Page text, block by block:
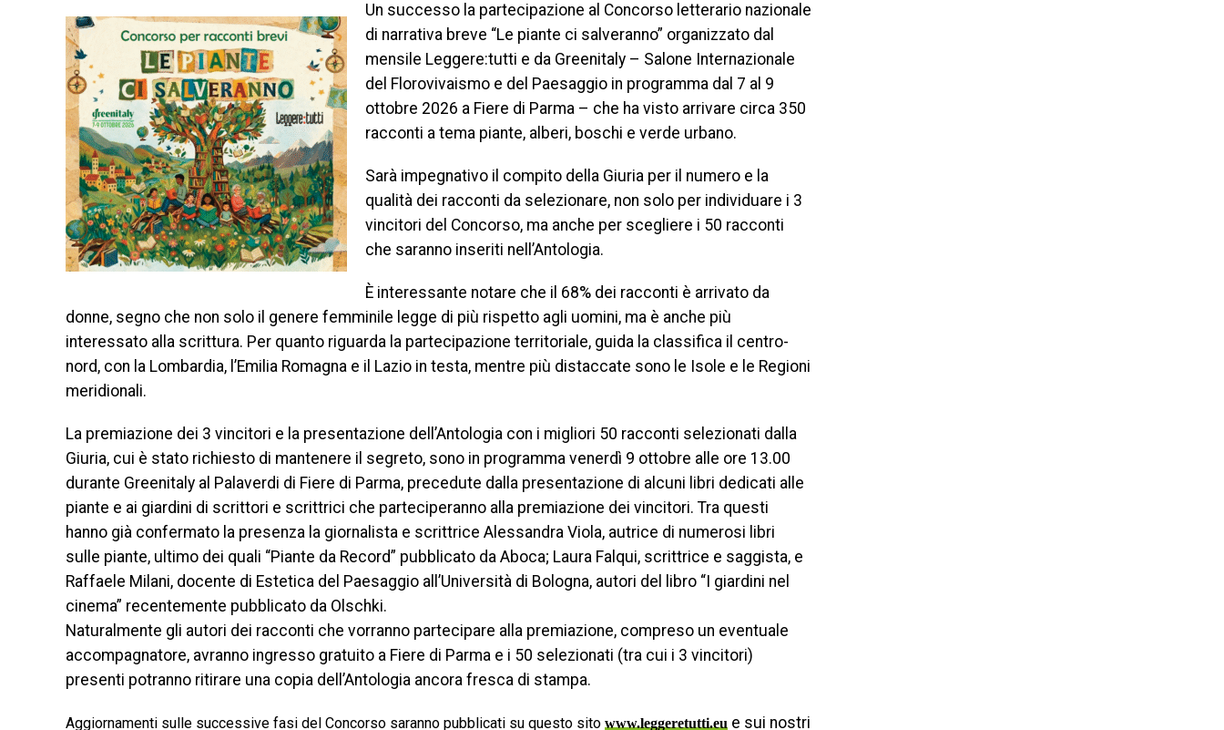
Un successo la partecipazione al Concorso letterario nazionale
di narrativa breve “Le piante ci salveranno” organizzato dal
mensile Leggere:tutti e da Greenitaly – Salone Internazionale
del Florovivaismo e del Paesaggio in programma dal 7 al 9
ottobre 2026 a Fiere di Parma – che ha visto arrivare circa 350
racconti a tema piante, alberi, boschi e verde urbano.
Sarà impegnativo il compito della Giuria per il numero e la
qualità dei racconti da selezionare, non solo per individuare i 3
vincitori del Concorso, ma anche per scegliere i 50 racconti
che saranno inseriti nell’Antologia.
È interessante notare che il 68% dei racconti è arrivato da
donne, segno che non solo il genere femminile legge di più rispetto agli uomini, ma è anche più
interessato alla scrittura. Per quanto riguarda la partecipazione territoriale, guida la classifica il centro-
nord, con la Lombardia, l’Emilia Romagna e il Lazio in testa, mentre più distaccate sono le Isole e le Regioni
meridionali.
La premiazione dei 3 vincitori e la presentazione dell’Antologia con i migliori 50 racconti selezionati dalla
Giuria, cui è stato richiesto di mantenere il segreto, sono in programma venerdì 9 ottobre alle ore 13.00
durante Greenitaly al Palaverdi di Fiere di Parma, precedute dalla presentazione di alcuni libri dedicati alle
piante e ai giardini di scrittori e scrittrici che parteciperanno alla premiazione dei vincitori. Tra questi
hanno già confermato la presenza la giornalista e scrittrice Alessandra Viola, autrice di numerosi libri
sulle piante, ultimo dei quali “Piante da Record” pubblicato da Aboca; Laura Falqui, scrittrice e saggista, e
Raffaele Milani, docente di Estetica del Paesaggio all’Università di Bologna, autori del libro “I giardini nel
cinema” recentemente pubblicato da Olschki.
Naturalmente gli autori dei racconti che vorranno partecipare alla premiazione, compreso un eventuale
accompagnatore, avranno ingresso gratuito a Fiere di Parma e i 50 selezionati (tra cui i 3 vincitori)
presenti potranno ritirare una copia dell’Antologia ancora fresca di stampa.
Aggiornamenti sulle successive fasi del Concorso saranno pubblicati su questo sito www.leggeretutti.eu e sui nostri